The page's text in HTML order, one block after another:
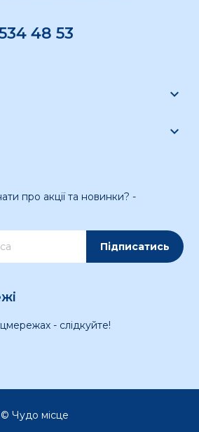
48 53


про акції та новинки? -
Підписатись
- слідкуйте!
Чудо місце